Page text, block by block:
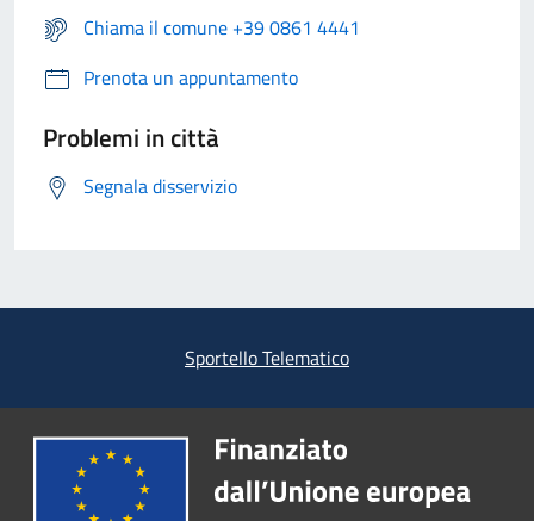
Chiama il comune +39 0861 4441
Prenota un appuntamento
Problemi in città
Segnala disservizio
Sportello Telematico